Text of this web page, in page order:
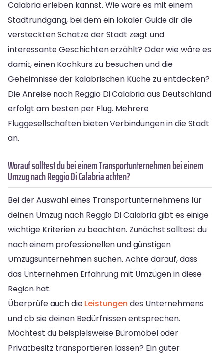
Calabria erleben kannst. Wie wäre es mit einem
Stadtrundgang, bei dem ein lokaler Guide dir die
versteckten Schätze der Stadt zeigt und
interessante Geschichten erzählt? Oder wie wäre es
damit, einen Kochkurs zu besuchen und die
Geheimnisse der kalabrischen Küche zu entdecken?
Die Anreise nach Reggio Di Calabria aus Deutschland
erfolgt am besten per Flug. Mehrere
Fluggesellschaften bieten Verbindungen in die Stadt
an.
Worauf solltest du bei einem Transportunternehmen bei einem
Umzug nach Reggio Di Calabria achten?
Bei der Auswahl eines Transportunternehmens für
deinen Umzug nach Reggio Di Calabria gibt es einige
wichtige Kriterien zu beachten. Zunächst solltest du
nach einem professionellen und günstigen
Umzugsunternehmen suchen. Achte darauf, dass
das Unternehmen Erfahrung mit Umzügen in diese
Region hat.
Überprüfe auch die Leistungen des Unternehmens
und ob sie deinen Bedürfnissen entsprechen.
Möchtest du beispielsweise Büromöbel oder
Privatbesitz transportieren lassen? Ein guter